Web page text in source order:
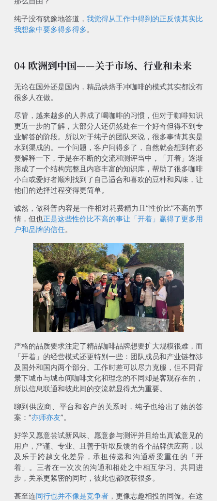
纯子没有犹豫地答道， 我觉得从工作中得到的正反馈其实比
我想象中要多得多得多。
04 欧洲到中国——关于市场、行业和未来
无论在国外还是国内，精品烘焙手冲咖啡的模式其实都没有
很多人在做。
尽管，越来越多的人养成了喝咖啡的习惯，但对于咖啡知识
更近一步的了解，大部分人还仍然处在一个好奇但得不到专
业解答的阶段。所以对于纯子的团队来说，很多事情其实是
水到渠成的。一个问题，客户问得多了，自然就会想到有必
要解释一下，于是在不断的交流和测评当中，「开着」逐渐
形成了一个结构完整且内容丰富的知识库，帮助了很多咖啡
小白或爱好者顺利找到了自己适合和喜欢的豆种和风味，让
他们的选择过程变得更简单。
诚然，做科普内容是一件相对耗费精力且“性价比”不高的事
情，但也正是这些性价比不高的事让「开着」赢得了更多用
户和品牌的信任。
严格的品质要求注定了精品咖啡品牌想要扩大规模很难，而
「开着」的经营模式还更特别一些：团队成员和产业链都涉
及国外和国内两个部分。工作时差可以尽力克服，但不同背
景下城市与城市间咖啡文化和理念的不同却是客观存在的，
所以信息联通和彼此间的交流就显得尤为重要。
聊到供应商、平台和客户的关系时，纯子也给出了她的答
案：“亦师亦友”。
好学又愿意尝试新风味、愿意参与测评并且给出真诚意见的
用户，严谨、专业、且善于听取反馈的各个品牌供应商，以
及乐于跨越文化差异，承担传递和沟通桥梁重任的「开
着」。三者在一次次的沟通和相处之中相互学习、共同进
步，关系更紧密的同时，彼此也都收获很多。
甚至连同行也并不像是竞争者 ，更像志趣相投的同僚。在这